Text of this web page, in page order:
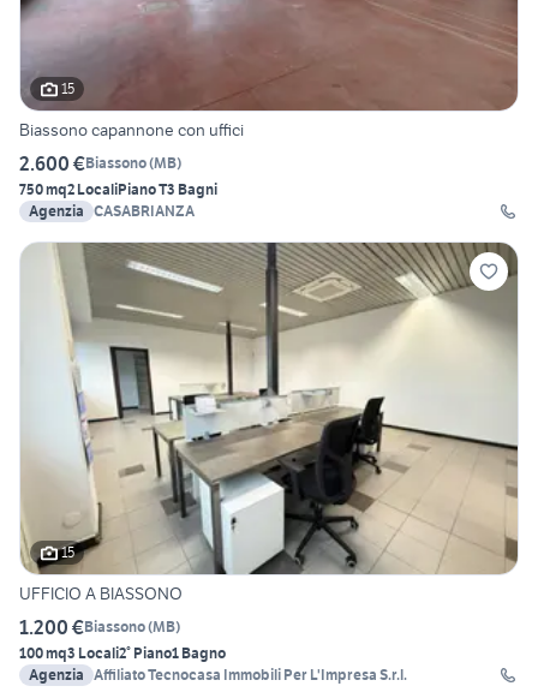
15
Biassono capannone con uffici
2.600 €Biassono(MB)
750 mq2 LocaliPiano T3 Bagni
Agenzia CASABRIANZA
15
UFFICIO A BIASSONO
1.200 €Biassono(MB)
100 mq3 Locali2° Piano1 Bagno
Agenzia Affiliato Tecnocasa Immobili Per L'Impresa S.r.l.